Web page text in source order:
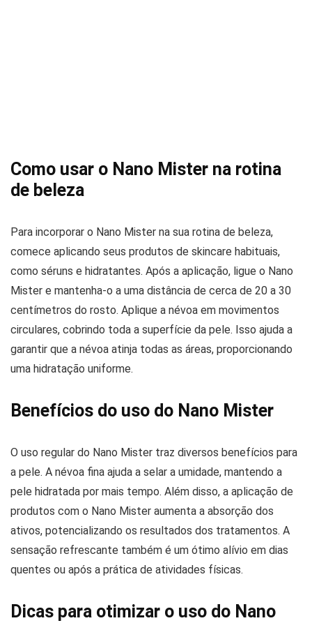
Como usar o Nano Mister na rotina
de beleza
Para incorporar o Nano Mister na sua rotina de beleza,
comece aplicando seus produtos de skincare habituais,
como séruns e hidratantes. Após a aplicação, ligue o Nano
Mister e mantenha-o a uma distância de cerca de 20 a 30
centímetros do rosto. Aplique a névoa em movimentos
circulares, cobrindo toda a superfície da pele. Isso ajuda a
garantir que a névoa atinja todas as áreas, proporcionando
uma hidratação uniforme.
Benefícios do uso do Nano Mister
O uso regular do Nano Mister traz diversos benefícios para
a pele. A névoa fina ajuda a selar a umidade, mantendo a
pele hidratada por mais tempo. Além disso, a aplicação de
produtos com o Nano Mister aumenta a absorção dos
ativos, potencializando os resultados dos tratamentos. A
sensação refrescante também é um ótimo alívio em dias
quentes ou após a prática de atividades físicas.
Dicas para otimizar o uso do Nano